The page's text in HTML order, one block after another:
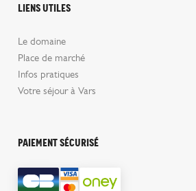
Liens utiles
Le domaine
Place de marché
Infos pratiques
Votre séjour à Vars
Paiement sécurisé